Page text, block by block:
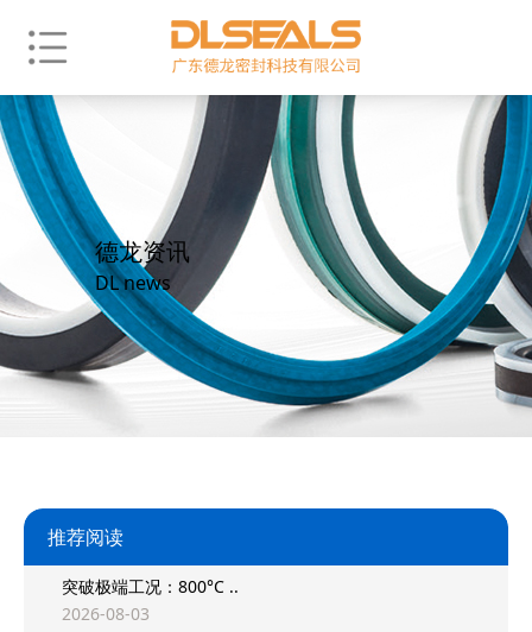
德龙资讯
DL news
推荐阅读
突破极端工况：800°C ..
2026-08-03